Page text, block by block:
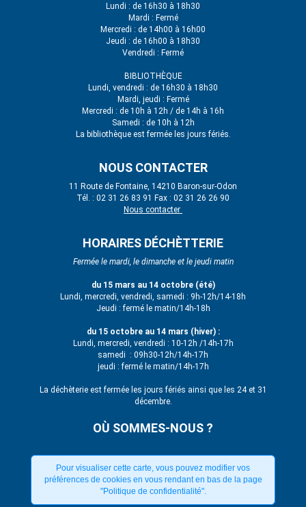
Lundi : de 16h30 à 18h30
Mardi : Fermé
Mercredi : de 14h00 à 16h00
Jeudi : de 16h00 à 18h30
Vendredi : Fermé
BIBLIOTHÈQUE
Lundi, vendredi : de 16h30 à 18h30
Mardi, jeudi : Fermé
Mercredi : de 10h à 12h / de 14h à 16h
Samedi : de 10h à 12h
La bibliothèque est fermée les jours fériés.
NOUS CONTACTER
11 Route de Fontaine, 14210 Baron-sur-Odon
Tél. : 02 31 26 83 91 Fax : 02 31 26 26 90
Nous contacter
HORAIRES DÉCHÈTTERIE
Fermée le mardi, le dimanche et le jeudi matin
du 15 mars au 14 octobre (été)
Lundi, mercredi, vendredi, samedi : 9h-12h/14-18h
Jeudi : fermé le matin/14h-18h
du 15 octobre au 14 mars (hiver) :
Lundi, mercredi, vendredi : 10-12h /14h-17h
samedi : 09h30-12h/14h-17h
jeudi : fermé le matin/14h-17h
La déchèterie est fermée les jours fériés ainsi que les 24 et 31
décembre.
OÙ SOMMES-NOUS ?
Pour visualiser cette carte, vous pouvez modifier vos
préférences de cookies en vous rendant en bas de la page
"Politique de confidentialité".